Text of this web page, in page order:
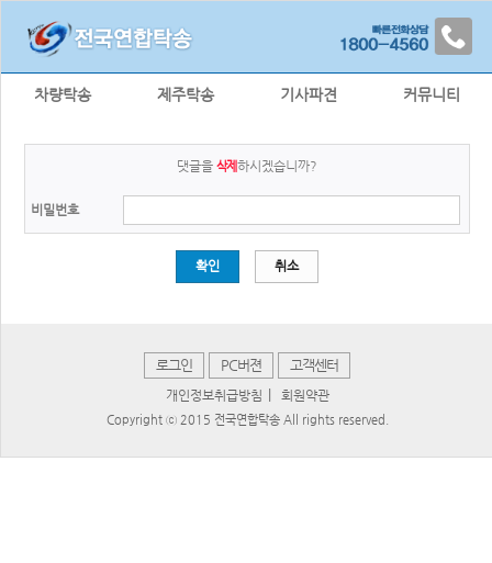
차량탁송 제주탁송 기사파견 커뮤니티
댓글을삭제 하시겠습니까?
비밀번호
확인 취소
로그인 PC버젼 고객센터
개인정보취급방침 회원약관
Copyright ⓒ 2015 전국연합탁송 All rights reserved.